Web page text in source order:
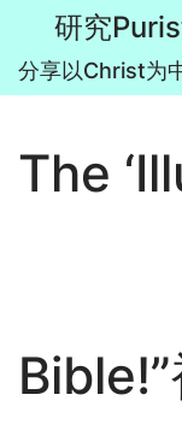
跳
正
文
研究
分享以Christ为
The